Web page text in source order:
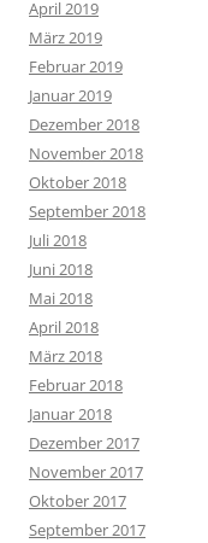
April 2019
März 2019
Februar 2019
Januar 2019
Dezember 2018
November 2018
Oktober 2018
September 2018
Juli 2018
Juni 2018
Mai 2018
April 2018
März 2018
Februar 2018
Januar 2018
Dezember 2017
November 2017
Oktober 2017
September 2017